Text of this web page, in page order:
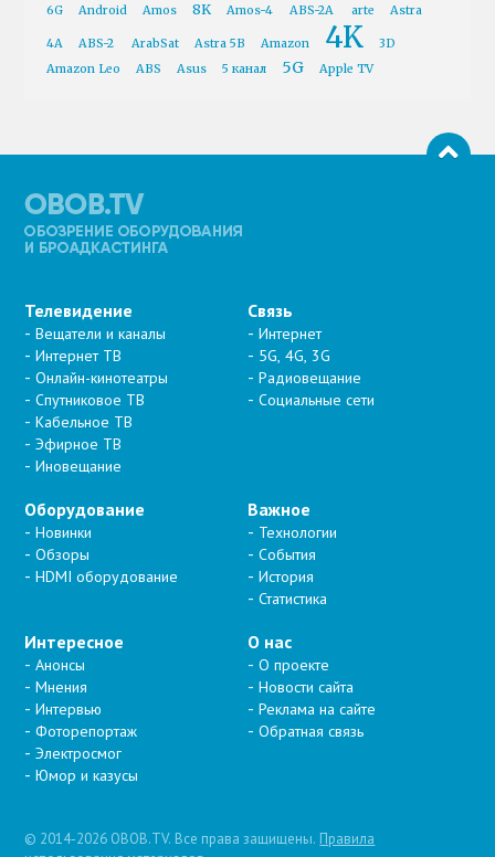
6G Android Amos 8K Amos-4 ABS-2A arte Astra
4A ABS-2 ArabSat Astra 5B Amazon 4K
3D
Amazon Leo
ABS Asus 5 канал 5G Apple TV
Телевидение
Вещатели и каналы
Интернет ТВ
Онлайн-кинотеатры
Спутниковое ТВ
Кабельное ТВ
Эфирное ТВ
Иновещание
Связь
Интернет
5G, 4G, 3G
Радиовещание
Социальные сети
Оборудование
Новинки
Обзоры
HDMI оборудование
Важное
Технологии
События
История
Статистика
Интересное
Анонсы
Мнения
Интервью
Фоторепортаж
Электросмог
Юмор и казусы
О нас
О проекте
Новости сайта
Реклама на сайте
Обратная связь
© 2014-2026 OBOB.TV. Все права защищены. Правила